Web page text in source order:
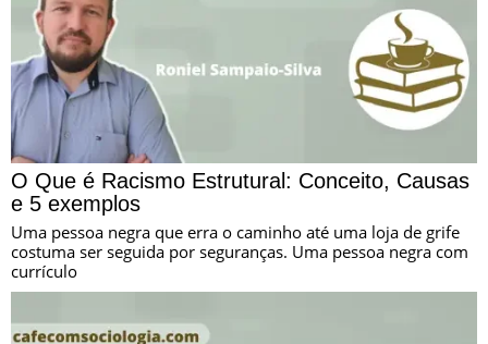
O Que é Racismo Estrutural: Conceito, Causas
e 5 exemplos
Uma pessoa negra que erra o caminho até uma loja de grife
costuma ser seguida por seguranças. Uma pessoa negra com
currículo